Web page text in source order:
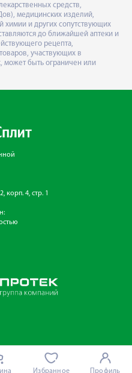
средств,
медицинских изделий,
химии и других сопутствующих
до ближайшей аптеки и
рецепта,
участвующих в
может быть ограничен или
корп. 4, стр. 1
Избранное Профиль